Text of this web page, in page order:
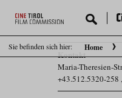
Sie befinden sich hier: Home
Kontakt
Maria-Theresien-
+43.512.5320-258 ,